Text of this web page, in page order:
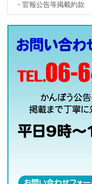
・官報公告等掲載約款